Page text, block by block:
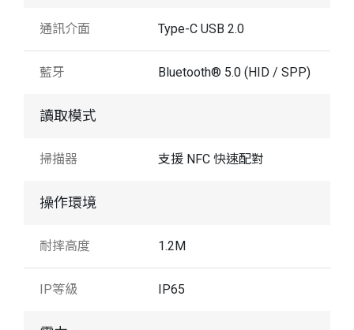
通訊介面 Type-C USB 2.0
藍牙 Bluetooth® 5.0 (HID / SPP)
讀取模式
掃描器 支援 NFC 快速配對
操作環境
耐摔高度 1.2M
IP等級 IP65